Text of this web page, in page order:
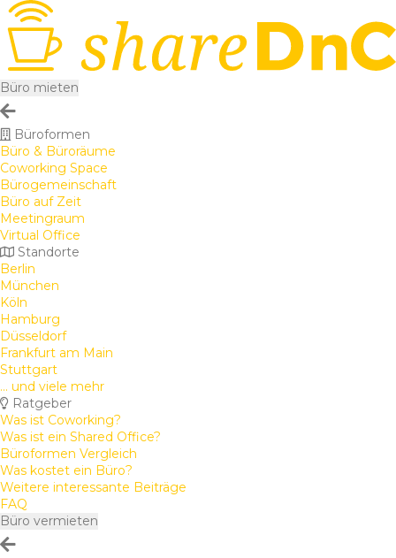
Büro mieten
Büroformen
Büro & Büroräume
Coworking Space
Bürogemeinschaft
Büro auf Zeit
Meetingraum
Virtual Office
Standorte
Berlin
München
Köln
Hamburg
Düsseldorf
Frankfurt am Main
Stuttgart
... und viele mehr
Ratgeber
Was ist Coworking?
Was ist ein Shared Office?
Büroformen Vergleich
Was kostet ein Büro?
Weitere interessante Beiträge
FAQ
Büro vermieten